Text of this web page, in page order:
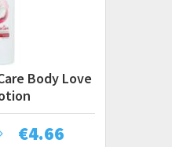
Body Love
€4.66